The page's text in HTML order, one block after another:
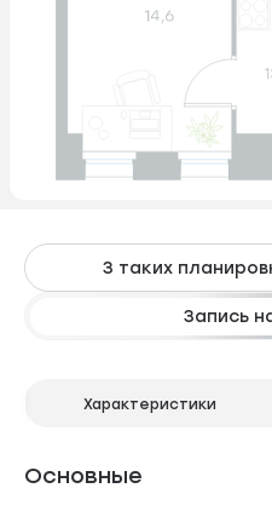
3 таких
Запись
Характеристики
Основные